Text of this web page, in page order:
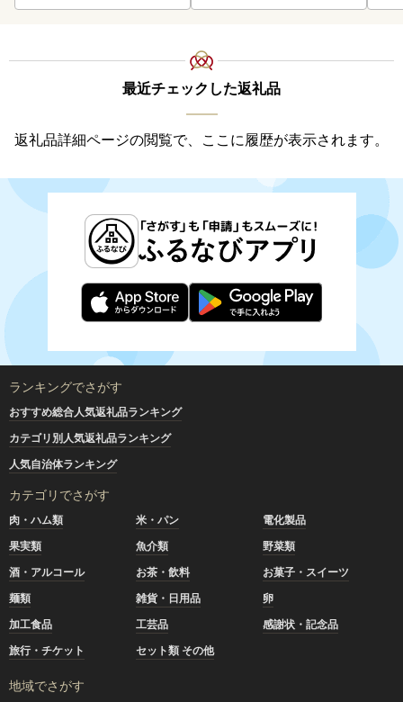
最近チェックした返礼品
返礼品詳細ページの閲覧で、ここに履歴が表示されます。
ランキングでさがす
おすすめ総合人気返礼品ランキング
カテゴリ別人気返礼品ランキング
人気自治体ランキング
カテゴリでさがす
肉・ハム類 米・パン
電化製品
果実類
魚介類
野菜類
酒・アルコール
お茶・飲料
お菓子・スイーツ
麺類
雑貨・日用品
卵
加工食品
工芸品
感謝状・記念品
旅行・チケット
セット類 その他
地域でさがす